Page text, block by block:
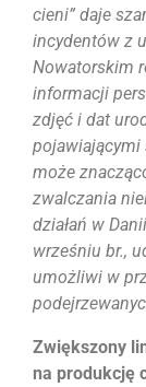
cieni” daje
incydentów z
Nowatorskim
informacji
zdjęć i dat
pojawiającymi
może
zwalczania
działań w
wrześniu br.,
umożliwi w
Zwiększony
na produkcję